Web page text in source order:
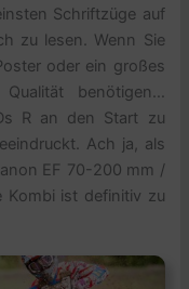
Schriftzüge auf
zu lesen. Wenn Sie
oder ein großes
benötigen…
R an den Start zu
Ach ja, als
EF 70-200 mm /
Kombi ist definitiv zu